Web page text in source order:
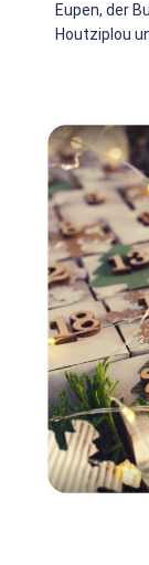
Eupen, der
Houtziplou